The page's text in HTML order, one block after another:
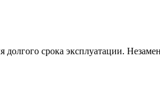
срока эксплуатации.